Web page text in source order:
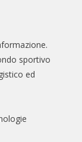
sportivo
ed